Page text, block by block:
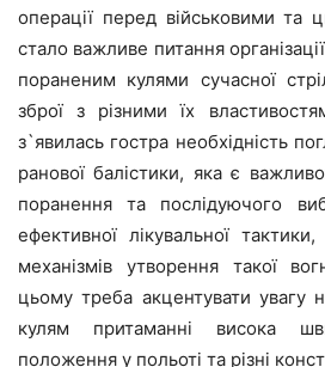
операції перед військовими та
стало важливе питання
пораненим кулями сучасної
зброї з різними їх
з`явилась гостра необхідність
ранової балістики, яка є
поранення та послідуючого
ефективної лікувальної
механізмів утворення такої
цьому треба акцентувати увагу
кулям притаманні висока
положення у польоті та різні